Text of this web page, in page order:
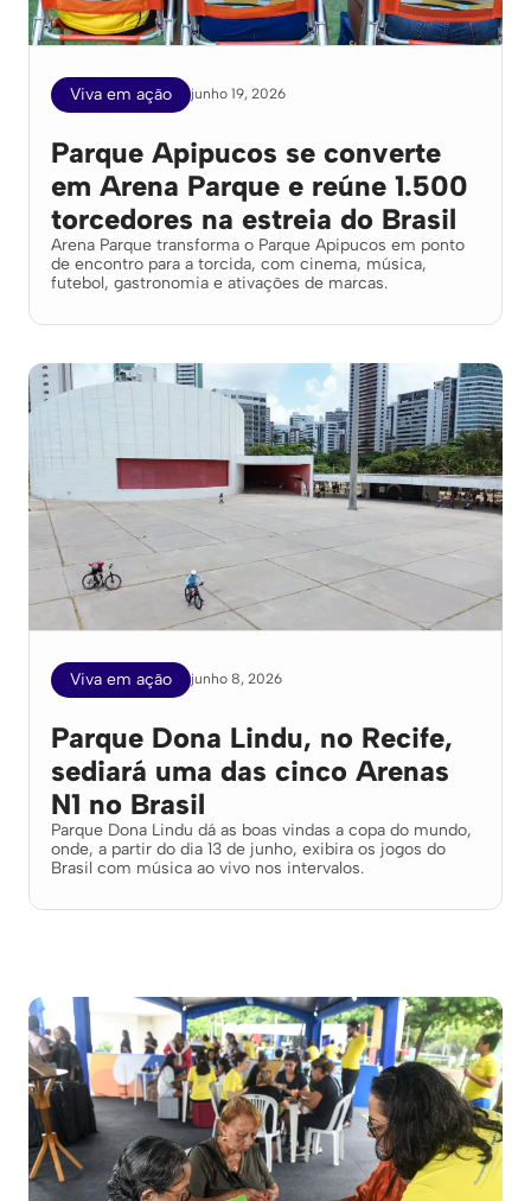
Viva em ação junho 19, 2026
Parque Apipucos se converte
em Arena Parque e reúne 1.500
torcedores na estreia do Brasil
Arena Parque transforma o Parque Apipucos em ponto
de encontro para a torcida, com cinema, música,
futebol, gastronomia e ativações de marcas.
Viva em ação junho 8, 2026
Parque Dona Lindu, no Recife,
sediará uma das cinco Arenas
N1 no Brasil
Parque Dona Lindu dá as boas vindas a copa do mundo,
onde, a partir do dia 13 de junho, exibira os jogos do
Brasil com música ao vivo nos intervalos.